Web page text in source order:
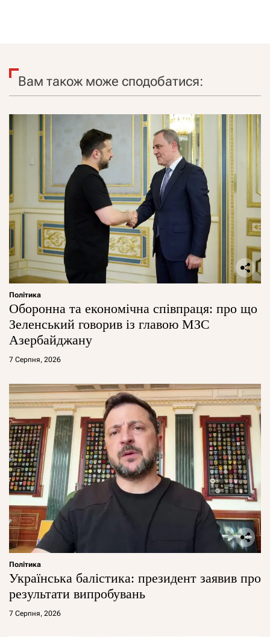
Вам також може сподобатися:
Політика
Оборонна та економічна співпраця: про що
Зеленський говорив із главою МЗС
Азербайджану
7 Серпня, 2026
Політика
Українська балістика: президент заявив про
результати випробувань
7 Серпня, 2026